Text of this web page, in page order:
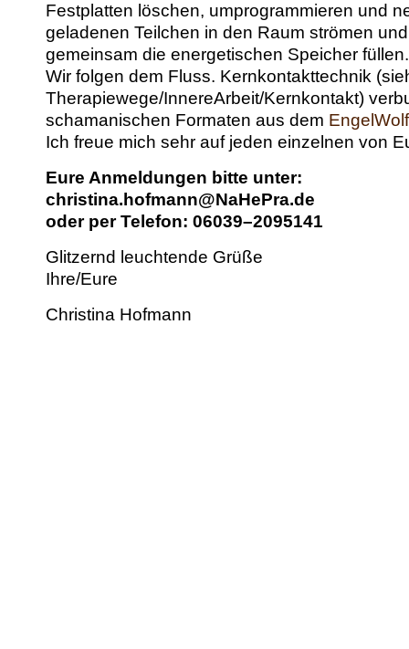
Fest­plat­ten löschen, umpro­gram­mieren und
gelade­nen Teilchen in den Raum strö­men
gemein­sam die ener­getis­chen Spe­ich­er füllen.
Wir fol­gen dem Fluss. Kernkon­tak­t­tech­nik
Therapiewege/InnereArbeit/Kernkontakt)
schaman­is­chen For­mat­en aus dem
Ich freue mich sehr auf jeden einzel­nen von
Eure Anmel­dun­gen bitte unter:
christina.hofmann@NaHePra.de
oder per Tele­fon: 06039–2095141
Glitzernd leuch­t­ende Grüße
Ihre/Eure
Christi­na Hofmann